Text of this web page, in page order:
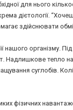
для нього
дієтології.
здійснювати
нашого організму.
Надлишкове тепло
суглобів.
фізичних